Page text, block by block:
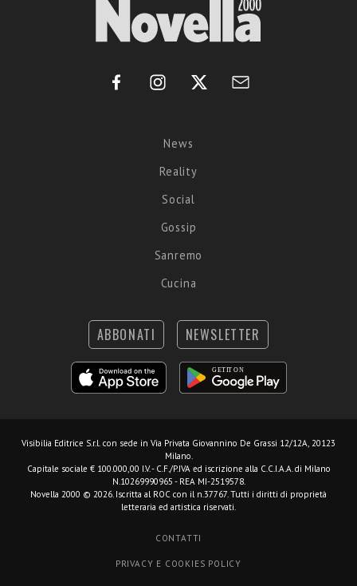
News
Reality
Social
Gossip
Sanremo
Cucina
ABBONATI NEWSLETTER
Visibilia Editrice S.r.l. con sede in Via Privata Giovannino De Grassi 12/12A, 20123
Milano.
Capitale sociale € 100.000,00 I.V. - C.F./P.IVA ed iscrizione alla C.C.I.A.A. di Milano
N.10269990965 - REA MI-2519578.
Novella 2000 © 2026. Iscritta al ROC con il n.37767. Tutti i diritti di proprietà
letteraria ed artistica riservati.
CONTATTI
PRIVACY E COOKIES POLICY